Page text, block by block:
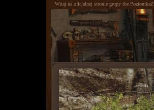
Witaj na oficjalnej stronie grupy the PoziomkaZ